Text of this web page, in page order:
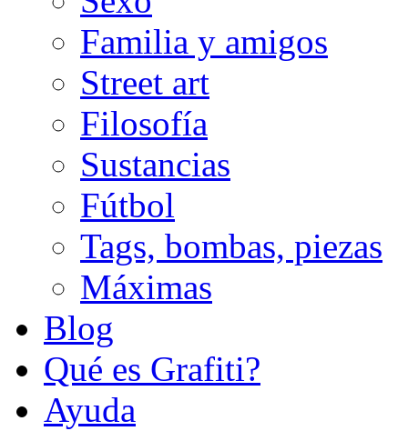
Familia y amigos
Street art
Filosofía
Sustancias
Fútbol
Tags, bombas, piezas
Máximas
Blog
Qué es Grafiti?
Ayuda